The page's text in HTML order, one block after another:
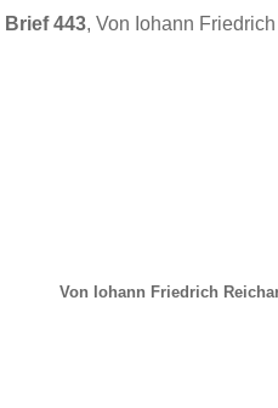
Brief 443, Von Iohann
Von Iohann Friedrich